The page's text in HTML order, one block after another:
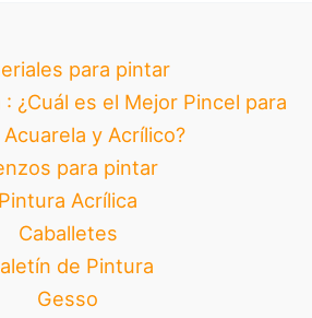
para pintar
¿Cuál es el Mejor Pincel para
Acuarela y Acrílico?
para pintar
Pintura Acrílica
Caballetes
de Pintura
Gesso